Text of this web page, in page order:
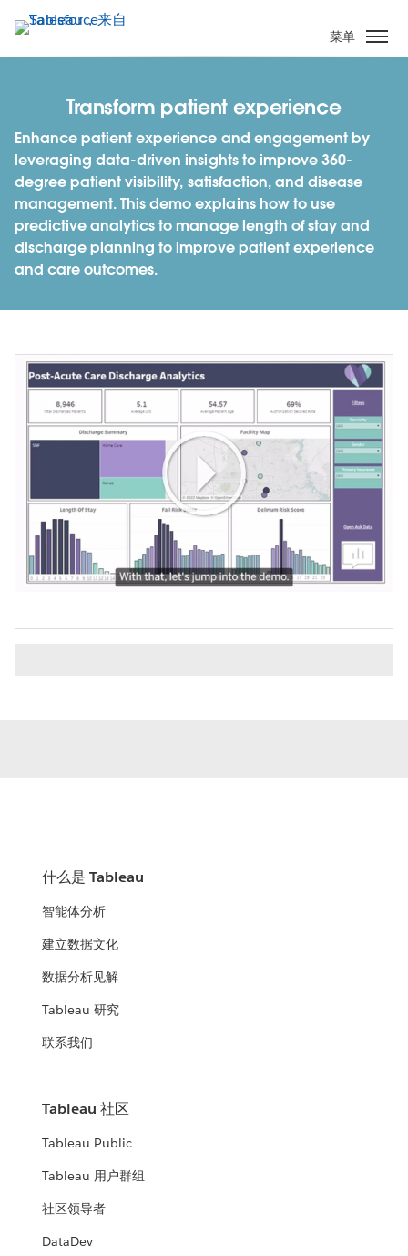
转
到
菜单
Transform patient experience
Enhance patient experience and engagement by
leveraging data-driven insights to improve 360-
degree patient visibility, satisfaction, and disease
management. This demo explains how to use
predictive analytics to manage length of stay and
discharge planning to improve patient experience
and care outcomes.
Play
什么是 Tableau
智能体分析
建立数据文化
数据分析见解
Tableau 研究
联系我们
Tableau 社区
Tableau Public
Tableau 用户群组
社区领导者
DataDev